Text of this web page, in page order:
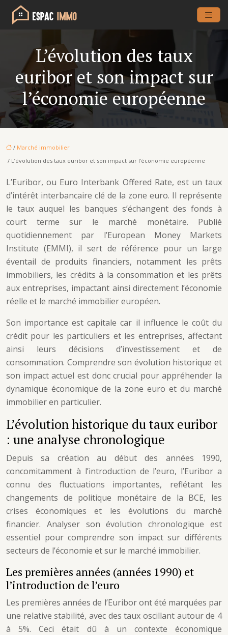
L’évolution des taux
euribor et son impact sur
l’économie européenne
/ Marché immobilier
/ L’évolution des taux euribor et son impact sur l’économie européenne
L’Euribor, ou Euro Interbank Offered Rate, est un taux
d’intérêt interbancaire clé de la zone euro. Il représente
le taux auquel les banques s’échangent des fonds à
court terme sur le marché monétaire. Publié
quotidiennement par l’European Money Markets
Institute (EMMI), il sert de référence pour un large
éventail de produits financiers, notamment les prêts
immobiliers, les crédits à la consommation et les prêts
aux entreprises, impactant ainsi directement l’économie
réelle et le marché immobilier européen.
Son importance est capitale car il influence le coût du
crédit pour les particuliers et les entreprises, affectant
ainsi leurs décisions d’investissement et de
consommation. Comprendre son évolution historique et
son impact actuel est donc crucial pour appréhender la
dynamique économique de la zone euro et du marché
immobilier en particulier.
L’évolution historique du taux euribor
: une analyse chronologique
Depuis sa création au début des années 1990,
concomitamment à l’introduction de l’euro, l’Euribor a
connu des fluctuations importantes, reflétant les
changements de politique monétaire de la BCE, les
crises économiques et les évolutions du marché
financier. Analyser son évolution chronologique est
essentiel pour comprendre son impact sur différents
secteurs de l’économie et sur le marché immobilier.
Les premières années (années 1990) et
l’introduction de l’euro
Les premières années de l’Euribor ont été marquées par
une relative stabilité, avec des taux oscillant autour de 4
à 5%. Ceci était dû à un contexte économique